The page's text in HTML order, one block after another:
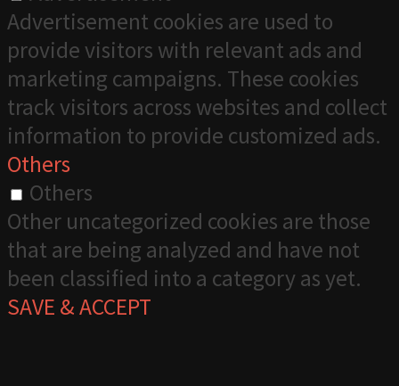
Advertisement cookies are used to
provide visitors with relevant ads and
marketing campaigns. These cookies
track visitors across websites and collect
information to provide customized ads.
Others
Others
Other uncategorized cookies are those
that are being analyzed and have not
been classified into a category as yet.
SAVE & ACCEPT